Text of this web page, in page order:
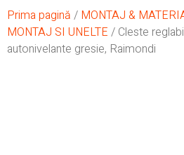
Prima pagină / MONTAJ &
MONTAJ SI UNELTE / Cleste
autonivelante gresie, Raimondi